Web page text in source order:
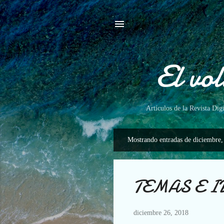
El
Artículos de la Revista
n
Mostrando entradas de
TEMAS E
diciembre 26, 2018